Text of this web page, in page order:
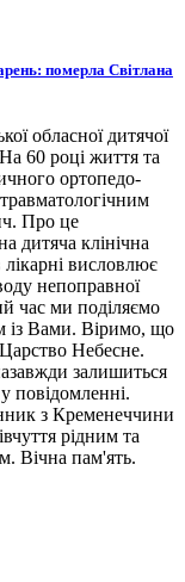
померла Світлана
обласної дитячої
60 році життя та
ортопедо-
Про це
дитяча клінічна
лікарні висловлює
непоправної
час ми поділяємо
із Вами. Віримо, що
Небесне.
залишиться
повідомленні.
з Кременеччини
рідним та
Вічна пам'ять.